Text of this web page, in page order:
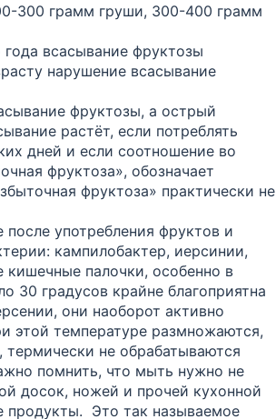
300 грамм груши, 300-400 грамм
всасывание фруктозы
нарушение всасывание
фруктозы, а острый
растёт, если потреблять
дней и если соотношение во
фруктоза», обозначает
фруктоза» практически не
употребления фруктов и
кампилобактер, иерсинии,
кишечные палочки, особенно в
30 градусов крайне благоприятна
, они наоборот активно
этой температуре размножаются,
термически не обрабатываются
помнить, что мыть нужно не
досок, ножей и прочей кухонной
продукты. Это так называемое